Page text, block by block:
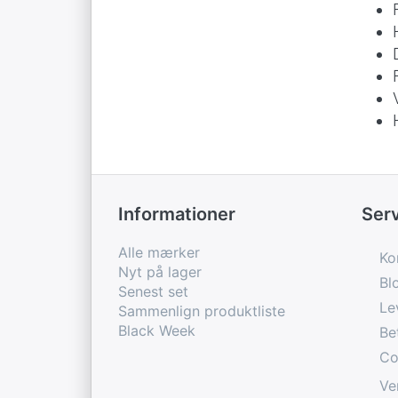
Informationer
Alle mærker
Nyt på lager
Senest set
Sammenlign produktliste
Black Week